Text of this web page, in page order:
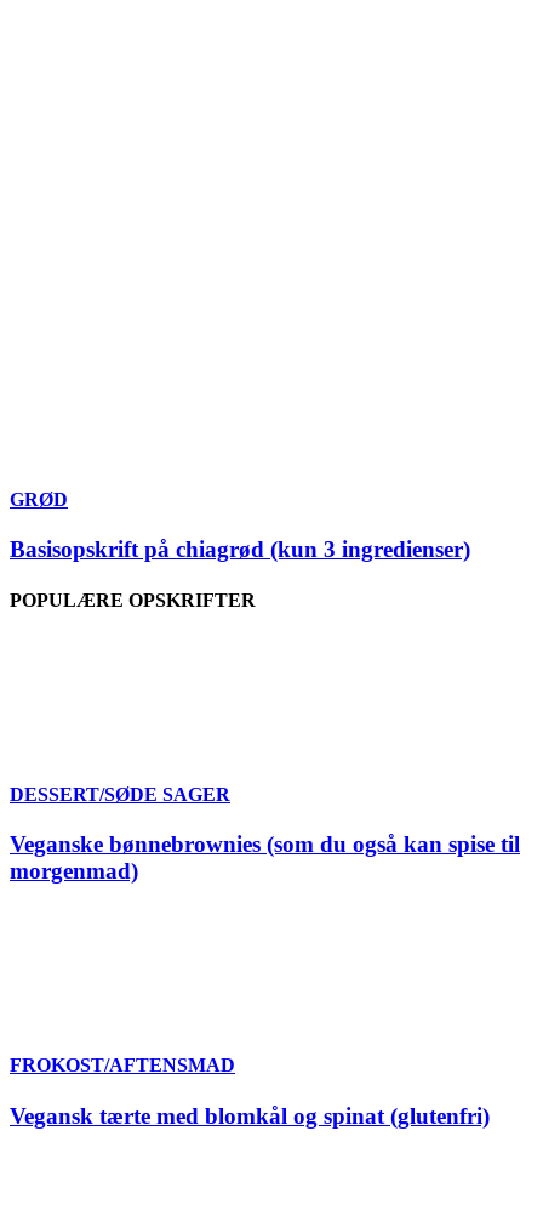
GRØD
Basisopskrift på chiagrød (kun 3 ingredienser)
POPULÆRE OPSKRIFTER
DESSERT/SØDE SAGER
Veganske bønnebrownies (som du også kan spise til
morgenmad)
FROKOST/AFTENSMAD
Vegansk tærte med blomkål og spinat (glutenfri)